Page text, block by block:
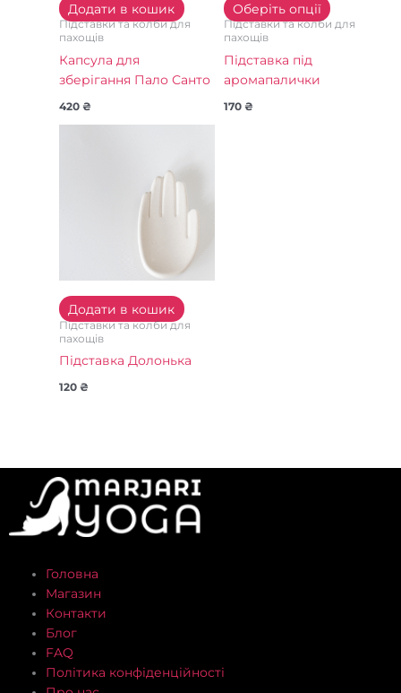
Додати в кошик
Підставки та колби для
пахощів
Капсула для
зберігання Пало Санто
420₴
Оберіть опції сторінці
товару
Підставки та колби для
пахощів
Підставка під
аромапалички
170 ₴
Додати в кошик
Підставки та колби для
пахощів
Підставка Долонька
120₴
Головна
Магазин
Контакти
Блог
FAQ
Політика конфіденційності